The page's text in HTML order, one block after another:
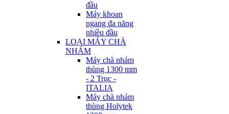
đầu
Máy khoan
ngang đa năng
nhiều đầu
LOẠI MÁY CHÀ
NHÁM
Máy chà nhám
thùng 1300 mm
- 2 Trục -
ITALIA
Máy chà nhám
thùng Holytek